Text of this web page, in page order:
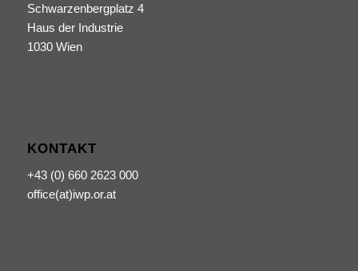
Schwarzenbergplatz 4
Haus der Industrie
1030 Wien
KONTAKT
+43 (0) 660 2623 000
office(at)iwp.or.at